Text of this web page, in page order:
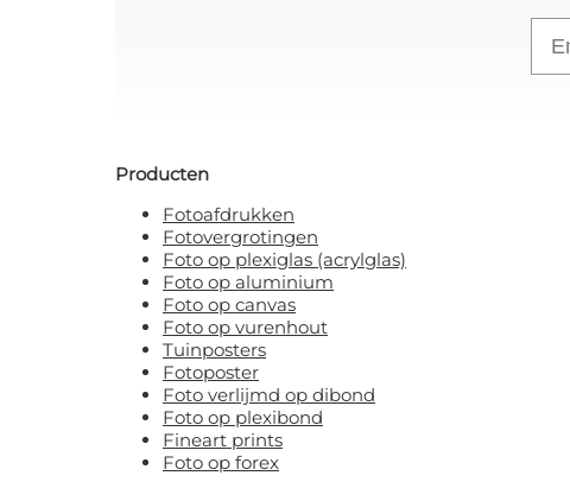
Producten
Fotoafdrukken
Fotovergrotingen
Foto op plexiglas (acrylglas)
Foto op aluminium
Foto op canvas
Foto op vurenhout
Tuinposters
Fotoposter
Foto verlijmd op dibond
Foto op plexibond
Fineart prints
Foto op forex